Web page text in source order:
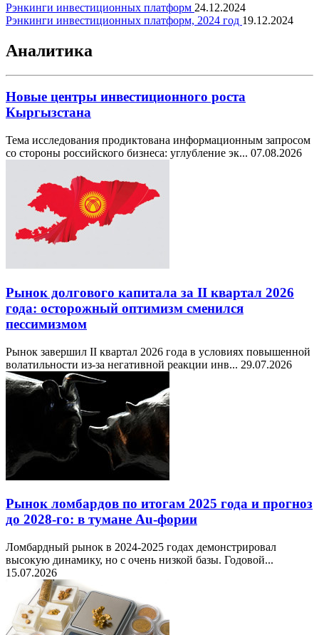
Рэнкинги инвестиционных платформ 24.12.2024
Рэнкинги инвестиционных платформ, 2024 год 19.12.2024
Аналитика
Новые центры инвестиционного роста
Кыргызстана
Тема исследования продиктована информационным запросом
со стороны российского бизнеса: углубление эк... 07.08.2026
Рынок долгового капитала за II квартал 2026
года: осторожный оптимизм сменился
пессимизмом
Рынок завершил II квартал 2026 года в условиях повышенной
волатильности из-за негативной реакции инв... 29.07.2026
Рынок ломбардов по итогам 2025 года и прогноз
до 2028-го: в тумане Au-фории
Ломбардный рынок в 2024-2025 годах демонстрировал
высокую динамику, но с очень низкой базы. Годовой...
15.07.2026